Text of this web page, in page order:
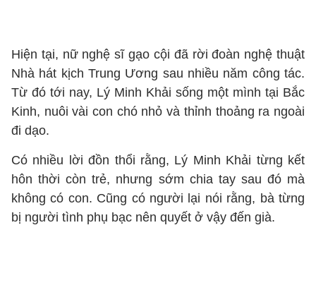
Hiện tại, nữ nghệ sĩ gạo cội đã rời đoàn nghệ thuật
Nhà hát kịch Trung Ương sau nhiều năm công tác.
Từ đó tới nay, Lý Minh Khải sống một mình tại Bắc
Kinh, nuôi vài con chó nhỏ và thỉnh thoảng ra ngoài
đi dạo.
Có nhiều lời đồn thổi rằng, Lý Minh Khải từng kết
hôn thời còn trẻ, nhưng sớm chia tay sau đó mà
không có con. Cũng có người lại nói rằng, bà từng
bị người tình phụ bạc nên quyết ở vậy đến già.